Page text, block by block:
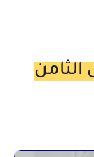
الثامن